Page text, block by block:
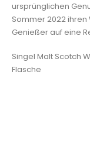
ursprünglichen
Sommer 2022
Genießer auf eine
Singel Malt Scotch
Flasche